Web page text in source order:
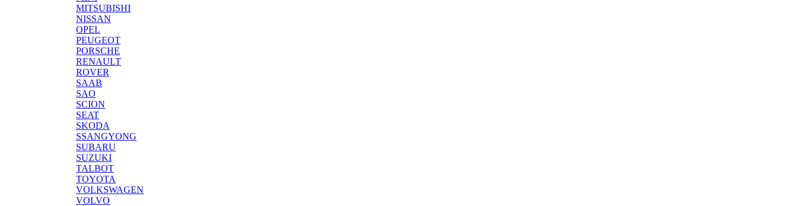
MITSUBISHI
NISSAN
OPEL
PEUGEOT
PORSCHE
RENAULT
ROVER
SAAB
SAO
SCION
SEAT
SKODA
SSANGYONG
SUBARU
SUZUKI
TALBOT
TOYOTA
VOLKSWAGEN
VOLVO